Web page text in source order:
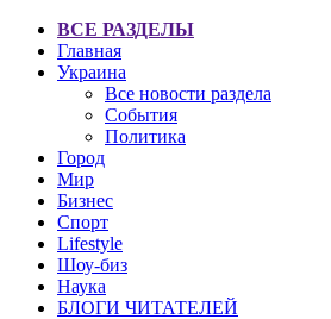
ВСЕ РАЗДЕЛЫ
Главная
Украина
Все новости раздела
События
Политика
Город
Мир
Бизнес
Спорт
Lifestyle
Шоу-биз
Наука
БЛОГИ ЧИТАТЕЛЕЙ